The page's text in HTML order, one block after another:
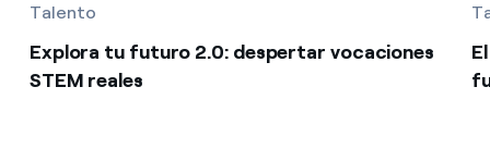
Talento
Explora tu futuro 2.0: despertar vocaciones
STEM reales